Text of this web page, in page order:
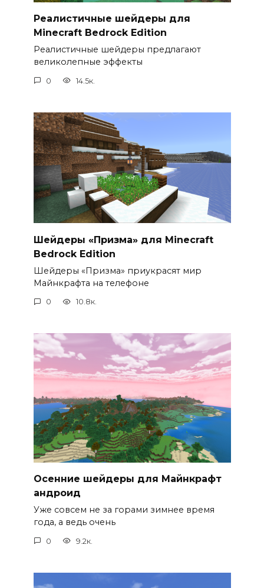
Реалистичные шейдеры для
Minecraft Bedrock Edition
Реалистичные шейдеры предлагают
великолепные эффекты
0 14.5к.
Шейдеры «Призма» для Minecraft
Bedrock Edition
Шейдеры «Призма» приукрасят мир
Майнкрафта на телефоне
0 10.8к.
Осенние шейдеры для Майнкрафт
андроид
Уже совсем не за горами зимнее время
года, а ведь очень
0 9.2к.